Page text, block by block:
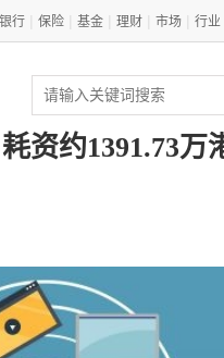
银行 保险 基金 理财 市场 行业
资约1391.73万